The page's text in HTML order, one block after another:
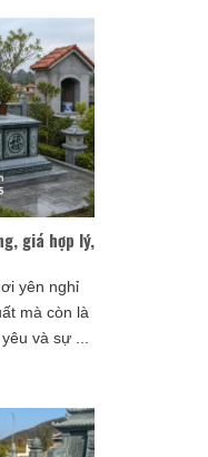
giá hợp lý,
yên nghỉ
mà còn là
và sự ...